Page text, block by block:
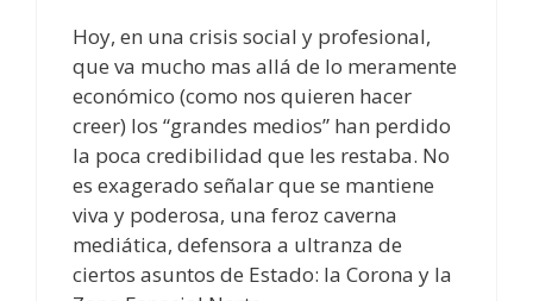
Hoy, en una crisis social y profesional,
que va mucho mas allá de lo meramente
económico (como nos quieren hacer
creer) los “grandes medios” han perdido
la poca credibilidad que les restaba. No
es exagerado señalar que se mantiene
viva y poderosa, una feroz caverna
mediática, defensora a ultranza de
ciertos asuntos de Estado: la Corona y la